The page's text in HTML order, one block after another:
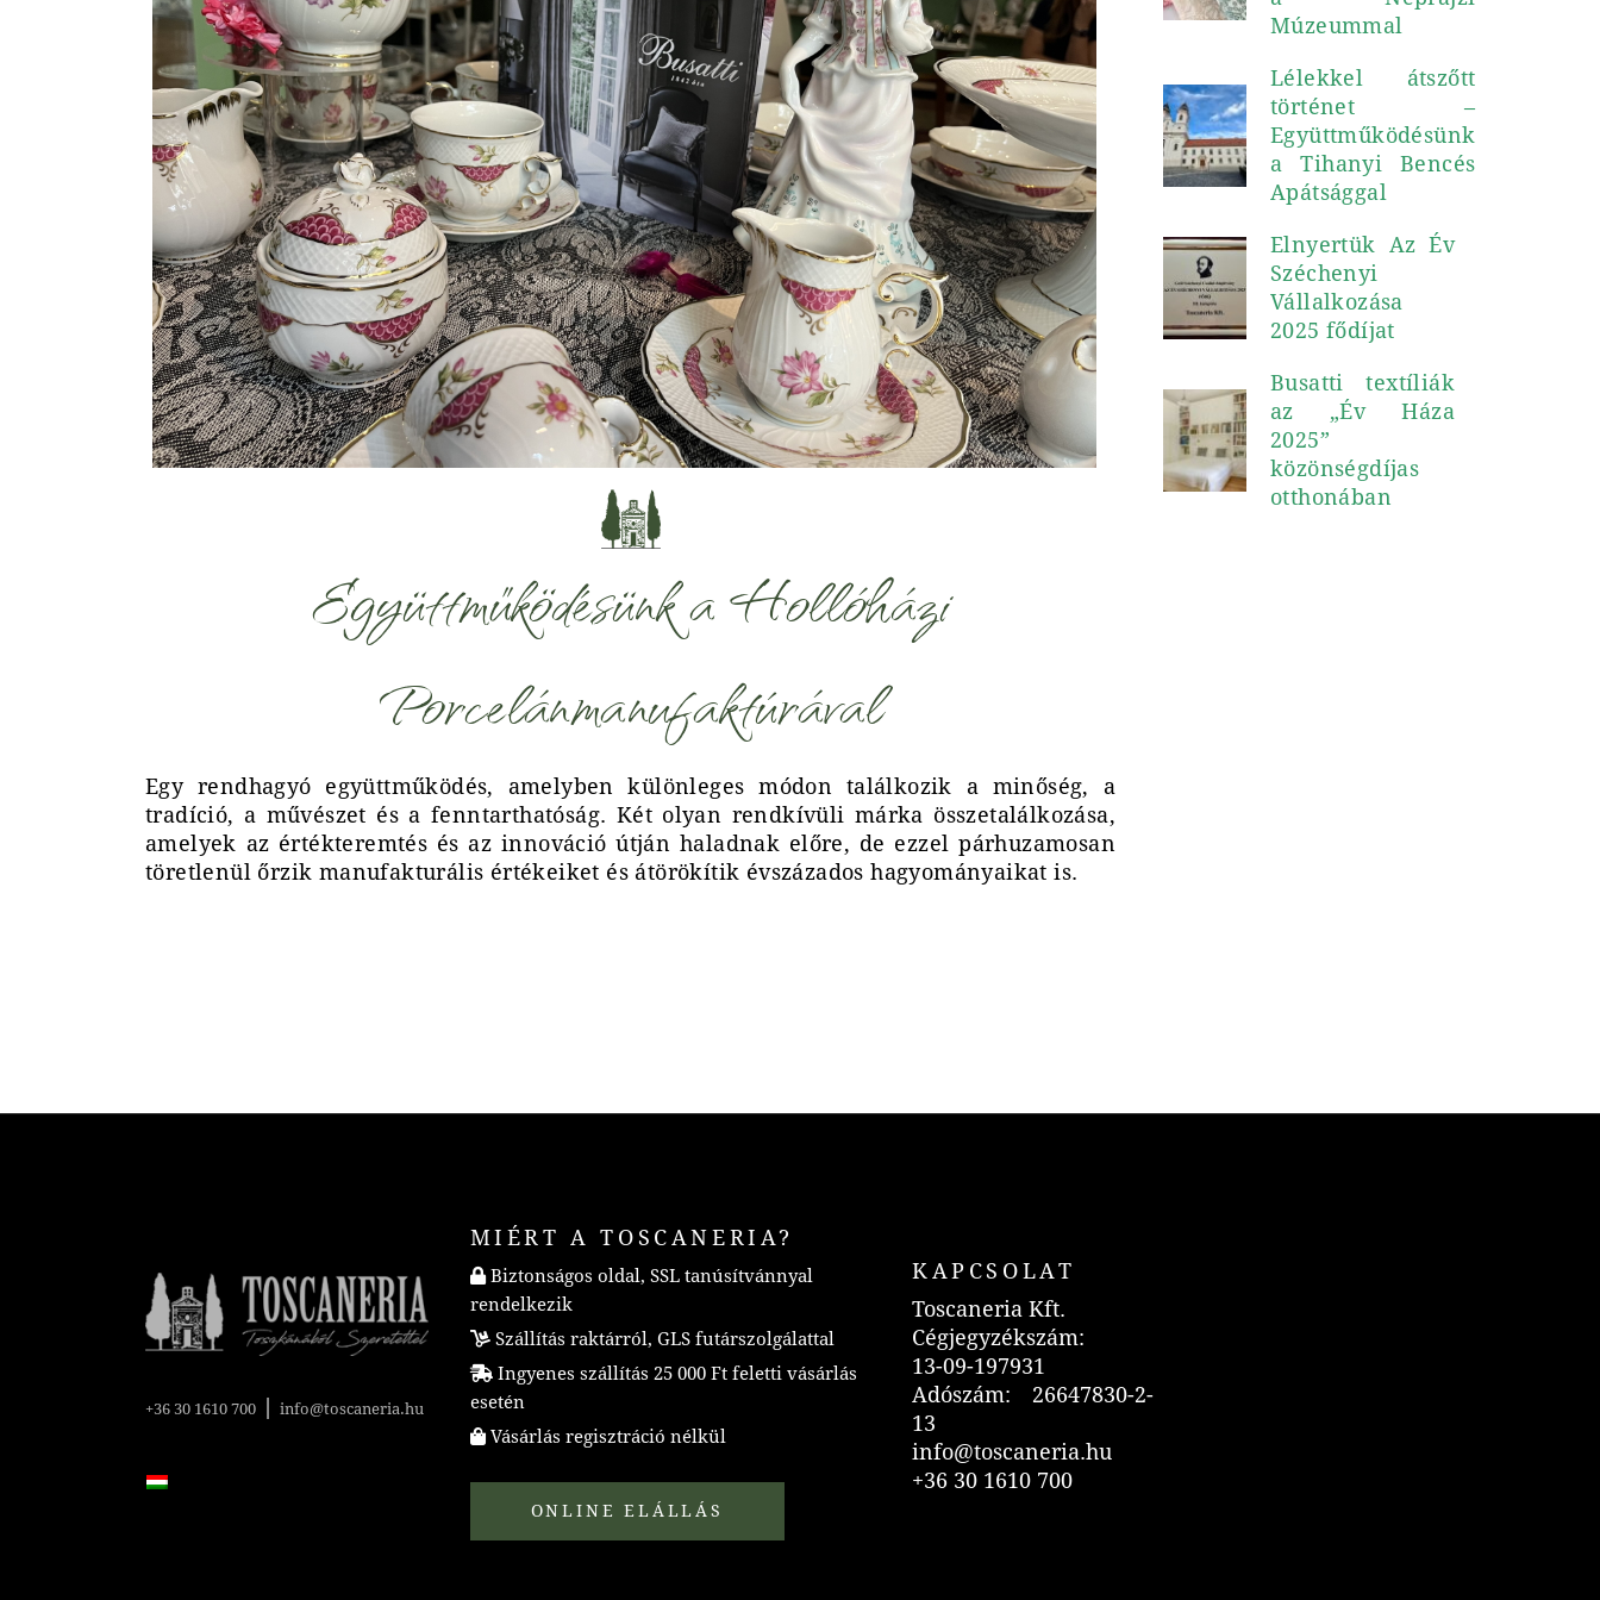
Együttműködésünk a Hollóházi
Porcelánmanufaktúrával
Egy rendhagyó együttműködés, amelyben különleges módon találkozik a minőség, a
tradíció, a művészet és a fenntarthatóság. Két olyan rendkívüli márka összetalálkozása,
amelyek az értékteremtés és az innováció útján haladnak előre, de ezzel párhuzamosan
töretlenül őrzik manufakturális értékeiket és átörökítik évszázados hagyományaikat is.
Múzeummal
Lélekkel átszőtt
történet –
Együttműködésünk
a Tihanyi Bencés
Apátsággal
Elnyertük Az Év
Széchenyi
Vállalkozása
2025 fődíjat
Busatti textíliák
az „Év Háza
2025”
közönségdíjas
otthonában
+36 30 1610 700 | info@toscaneria.hu
MIÉRT A TOSCANERIA?
Biztonságos oldal, SSL tanúsítvánnyal
rendelkezik
Szállítás raktárról, GLS futárszolgálattal
Ingyenes szállítás 25 000 Ft feletti vásárlás
esetén
Vásárlás regisztráció nélkül
ONLINE ELÁLLÁS
KAPCSOLAT
Toscaneria Kft.
Cégjegyzékszám:
13-09-197931
Adószám: 26647830-2-
13
info@toscaneria.hu
+36 30 1610 700